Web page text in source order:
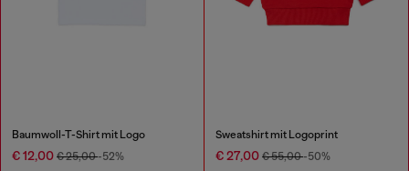
Baumwoll-T-Shirt mit Logo
€ 12,00 € 25,00-52%
Sweatshirt mit Logoprint
€ 27,00 € 55,00-50%